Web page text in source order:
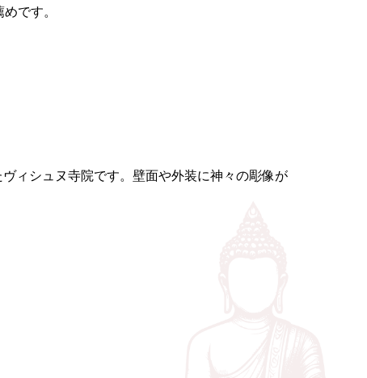
です。
ィシュヌ寺院です。壁面や外装に神々の彫像が